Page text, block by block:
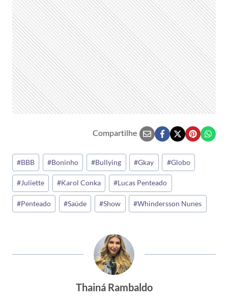
Compartilhe
Tags
do
Post:
#BBB #Boninho #Bullying #Gkay #Globo
#Juliette #Karol Conka #Lucas Penteado
#Penteado #Saúde #Show #Whindersson Nunes
Thainá Rambaldo